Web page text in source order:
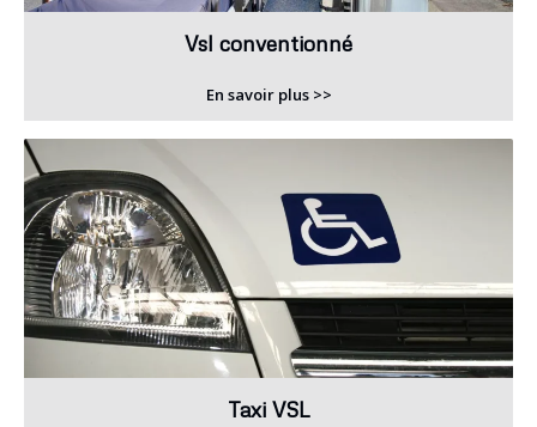
Vsl conventionné
En savoir plus >>
Taxi VSL